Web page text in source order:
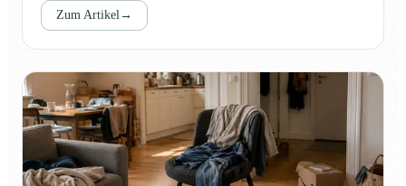
Zum Artikel→